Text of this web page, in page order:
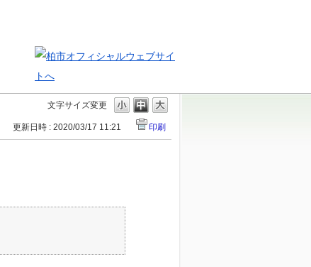
文字サイズ変更
更新日時 : 2020/03/17 11:21 印刷